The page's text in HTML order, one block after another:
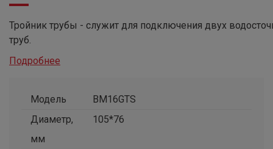
Тройник трубы - служит для подключения двух
труб.
Подробнее
Модель
BM16GTS
Диаметр,
мм
105*76